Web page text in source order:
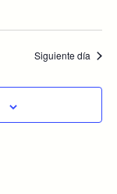
Siguiente día